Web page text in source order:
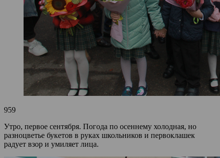
959
Утро, первое сентября. Погода по осеннему холодная, но
разноцветье букетов в руках школьников и первоклашек
радует взор и умиляет лица.